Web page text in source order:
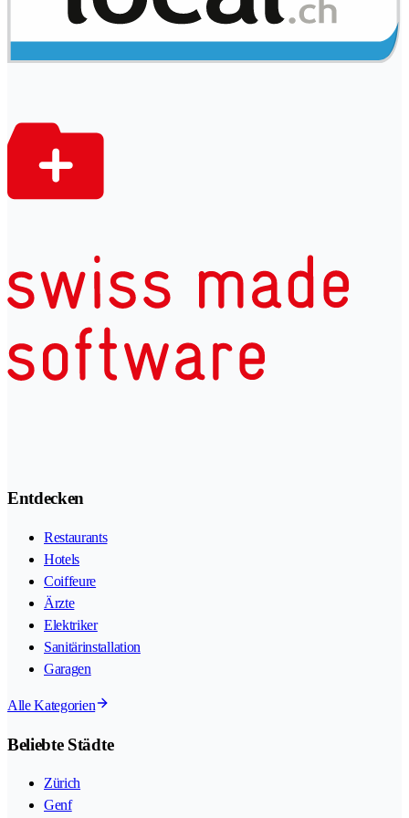
Entdecken
Restaurants
Hotels
Coiffeure
Ärzte
Elektriker
Sanitärinstallation
Garagen
Alle Kategorien
Beliebte Städte
Zürich
Genf